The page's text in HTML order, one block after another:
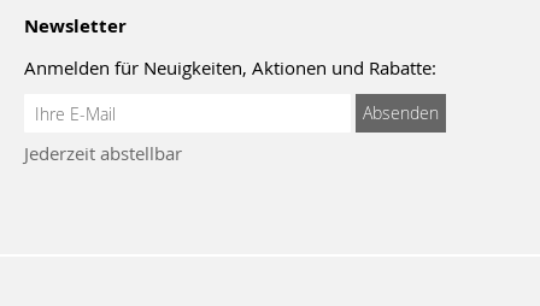
Newsletter
Anmelden für Neuigkeiten, Aktionen und Rabatte:
Anmeldung
Newsletter:
Absenden
Jederzeit abstellbar